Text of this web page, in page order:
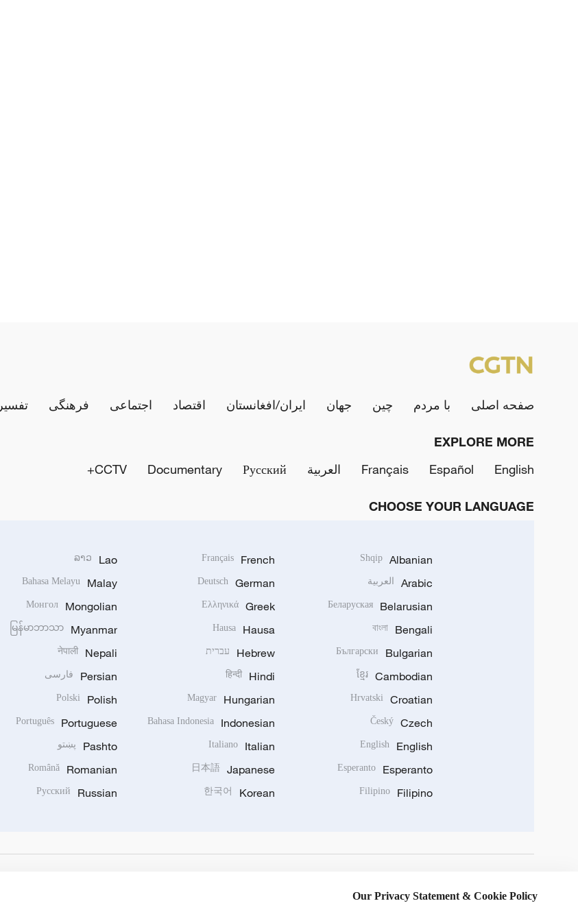
صفحه اصلی با مردم چین جهان ایران/افغانستان اقتصاد اجتماعی فرهنگی تفسیر
EXPLORE MORE
English
Español
Français العربية Русский
Documentary
CCTV+
CHOOSE YOUR LANGUAGE
Albanian
Shqip
Arabic العربية
Belarusian
Беларуская
Bengali
বাংলা
Bulgarian
Български
Cambodian
ខ្មែរ
Croatian
Hrvatski
Czech
Český
English
English
Esperanto
Esperanto
Filipino
Filipino
French
Français
German
Deutsch
Greek
Ελληνικά
Hausa
Hausa
Hebrew עברית
Hindi
हिन्दी
Hungarian
Magyar
Indonesian
Bahasa Indonesia
Italian
Italiano
Japanese
日本語
Korean
한국어
Lao
ລາວ
Malay
Bahasa Melayu
Mongolian
Монгол
Myanmar
မြန်မာဘာသာ
Nepali
नेपाली
Persian فارسی
Polish
Polski
Portuguese
Português
Pashto پښتو
Romanian
Română
Russian
Русский
Our Privacy Statement & Cookie Policy